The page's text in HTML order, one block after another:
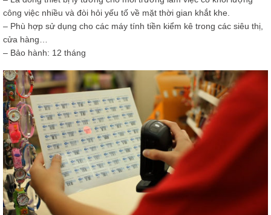
công việc nhiều và đòi hỏi yếu tố về mặt thời gian khắt khe.
– Phù hợp sử dụng cho các máy tính tiền kiểm kê trong các siêu thị,
cửa hàng…
– Bảo hành: 12 tháng